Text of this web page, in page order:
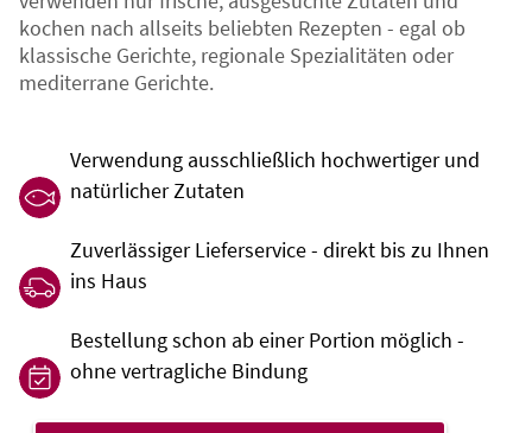
kochen nach allseits beliebten Rezepten - egal ob
klassische Gerichte, regionale Spezialitäten oder
mediterrane Gerichte.
Verwendung ausschließlich hochwertiger und
natürlicher Zutaten
Zuverlässiger Lieferservice - direkt bis zu Ihnen
ins Haus
Bestellung schon ab einer Portion möglich -
ohne vertragliche Bindung